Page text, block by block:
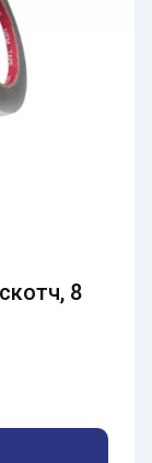
8
7786,65
₽.